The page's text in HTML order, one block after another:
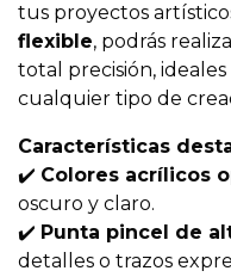
tus proyectos
flexible, podrás
total precisión,
cualquier tipo de
Características
✔️ Colores acrílicos
oscuro y claro.
✔️ Punta pincel de
detalles o trazos